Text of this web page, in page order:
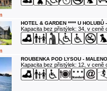
HOTEL & GARDEN **** U HOLUBŮ
Kapacita bez přistýlek: 34, v ceně
ROUBENKA POD LYSOU -
Kapacita bez přistýlek: 12, v ceně